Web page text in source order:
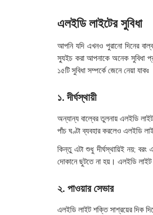
এলইডি লাইটের সুবিধা
আপনি যদি এখনও পুরানো দিনের
স্যুইচ করা আপনাকে অনেক সুবিধা
১৫টি সুবিধা সম্পর্কে জেনে নেয়া যাকঃ
১. দীর্ঘস্থায়ী
অন্যান্য বাল্বের তুলনায় এলইডি
পাঁচ ঘণ্টা ব্যবহার করলেও এলইডি
কিন্তু এটা শুধু দীর্ঘস্থায়িই নয়;
দোকানে ছুটতে না হয়। এলইডি লাইট
২. পাওয়ার সেভার
এলইডি লাইট শক্তি সাশ্রয়ের দিক